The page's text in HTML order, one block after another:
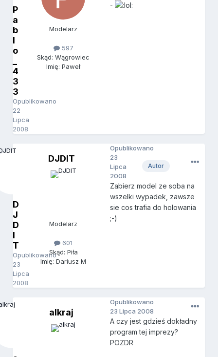
P
a
b
l
o
4
3
3
Opublikowano
22
Lipca
2008
Modelarz
597
Skąd: Wągrowiec
Imię: Paweł
-
D
J
D
I
T
Opublikowano
23
Lipca
2008
DJDIT
Modelarz
601
Skąd: Piła
Imię: Dariusz M
Autor
Opublikowano
23
Lipca
2008
Zabierz model ze soba na
wszelki wypadek, zawsze
sie cos trafia do holowania
;-)
alkraj
Opublikowano
23 Lipca 2008
A czy jest gdzieś dokładny
program tej imprezy?
POZDR